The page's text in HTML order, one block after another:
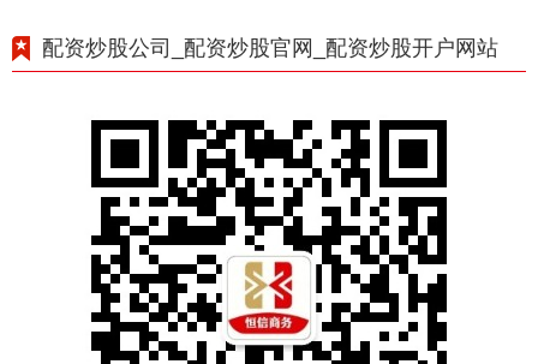
配资炒股公司_配资炒股官网_配资炒股开户网站